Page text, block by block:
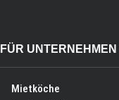
FÜR UNTERNEHMEN
Mietköche